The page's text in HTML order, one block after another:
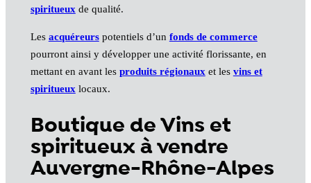
spiritueux de qualité.
Les acquéreurspotentiels d’un fonds de commerce
pourront ainsi y développer une activité florissante, en
mettant en avant les produits régionaux et les vins et
spiritueux locaux.
Boutique de Vins et
spiritueux à vendre
Auvergne-Rhône-Alpes